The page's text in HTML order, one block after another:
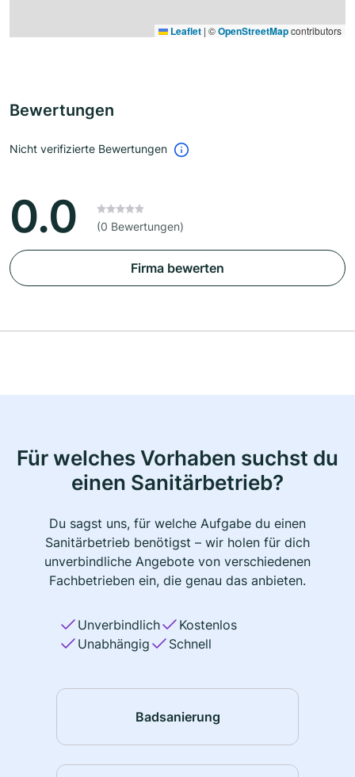
Leaflet | ©OpenStreetMapcontributors
Bewertungen
Nicht verifizierte Bewertungen
0.0 (0 Bewertungen)
Firma bewerten
Für welches Vorhaben suchst du
einen Sanitärbetrieb?
Du sagst uns, für welche Aufgabe du einen
Sanitärbetrieb benötigst – wir holen für dich
unverbindliche Angebote von verschiedenen
Fachbetrieben ein, die genau das anbieten.
Unverbindlich
Kostenlos
Unabhängig
Schnell
Badsanierung